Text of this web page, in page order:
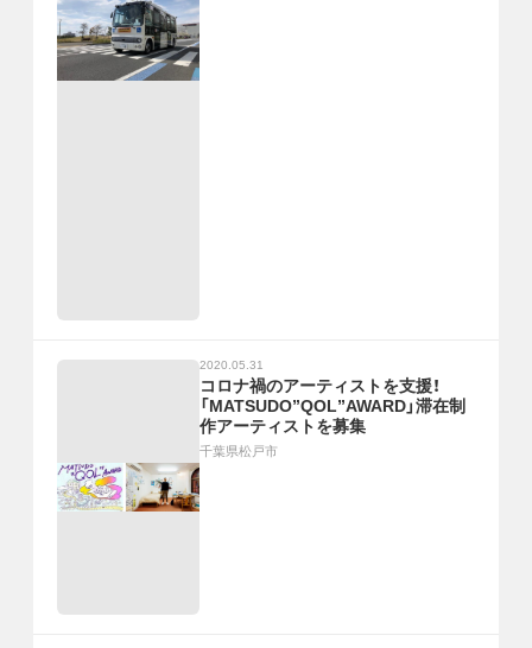
2020.05.31
コロナ禍のアーティストを支援！
「MATSUDO”QOL”AWARD」滞在制
作アーティストを募集
千葉県松戸市